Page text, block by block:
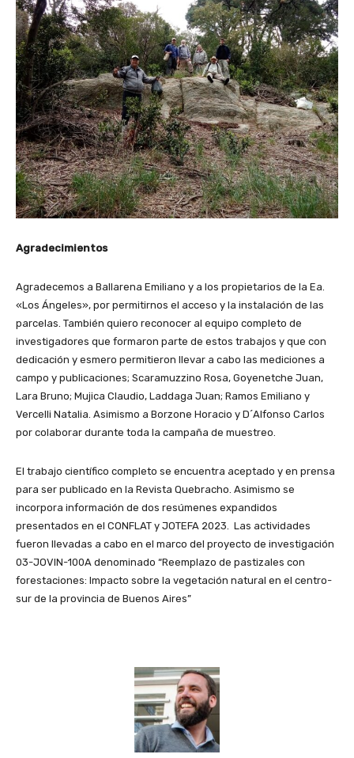
Agradecimientos
Agradecemos a Ballarena Emiliano y a los propietarios de la Ea.
«Los Ángeles», por permitirnos el acceso y la instalación de las
parcelas. También quiero reconocer al equipo completo de
investigadores que formaron parte de estos trabajos y que con
dedicación y esmero permitieron llevar a cabo las mediciones a
campo y publicaciones; Scaramuzzino Rosa, Goyenetche Juan,
Lara Bruno; Mujica Claudio, Laddaga Juan; Ramos Emiliano y
Vercelli Natalia. Asimismo a Borzone Horacio y D´Alfonso Carlos
por colaborar durante toda la campaña de muestreo.
El trabajo científico completo se encuentra aceptado y en prensa
para ser publicado en la Revista Quebracho. Asimismo se
incorpora información de dos resúmenes expandidos
presentados en el CONFLAT y JOTEFA 2023. Las actividades
fueron llevadas a cabo en el marco del proyecto de investigación
03-JOVIN-100A denominado “Reemplazo de pastizales con
forestaciones: Impacto sobre la vegetación natural en el centro-
sur de la provincia de Buenos Aires”